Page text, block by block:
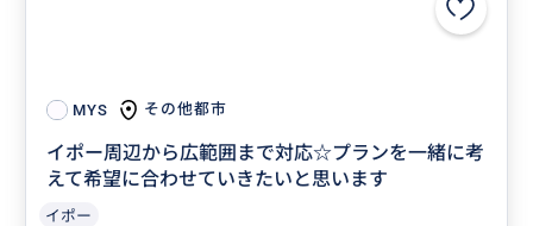
MYS その他都市
イポー周辺から広範囲まで対応☆プランを一緒に考
えて希望に合わせていきたいと思います
イポー